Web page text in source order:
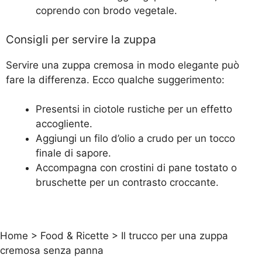
coprendo con brodo vegetale.
Consigli per servire la zuppa
Servire una zuppa cremosa in modo elegante può
fare la differenza. Ecco qualche suggerimento:
Presentsi in ciotole rustiche per un effetto
accogliente.
Aggiungi un filo d’olio a crudo per un tocco
finale di sapore.
Accompagna con crostini di pane tostato o
bruschette per un contrasto croccante.
Home > Food & Ricette > Il trucco per una zuppa
cremosa senza panna